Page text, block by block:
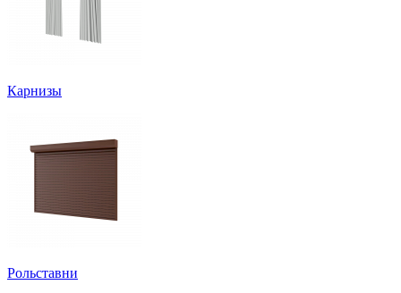
Карнизы
Рольставни